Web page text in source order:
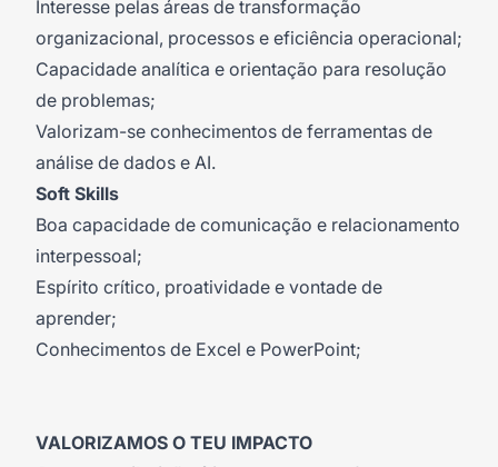
Interesse pelas áreas de transformação
organizacional, processos e eficiência operacional;
Capacidade analítica e orientação para resolução
de problemas;
Valorizam-se conhecimentos de ferramentas de
análise de dados e AI.
Soft Skills
Boa capacidade de comunicação e relacionamento
interpessoal;
Espírito crítico, proatividade e vontade de
aprender;
Conhecimentos de Excel e PowerPoint;
VALORIZAMOS O TEU IMPACTO